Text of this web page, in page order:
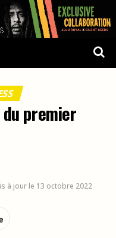
premier
à jour le 13 octobre 2022